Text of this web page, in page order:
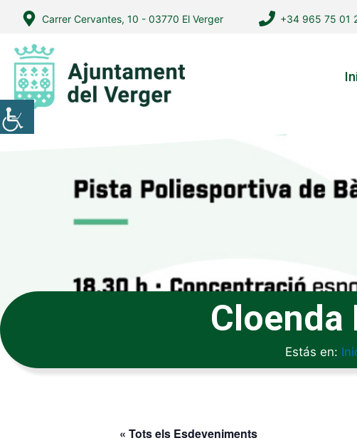
contingut
Carrer Cervantes, 10 - 03770 El Verger +34 965 75 01
Cloenda
Estás en:
« Tots els Esdeveniments